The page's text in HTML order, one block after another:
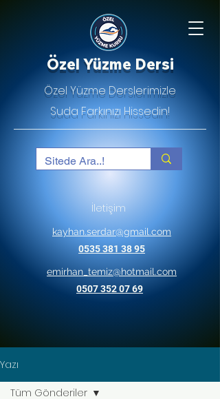
Özel Yüzme Dersi
Özel Yüzme Derslerimizle
Suda Farkınızı Hissedin!
İletişim
kayhan.serdar@gmail.com
0535 381 38 95
emirhan_temiz@hotmail.com
0507 352 07 69
Yazı
Tüm Gönderiler